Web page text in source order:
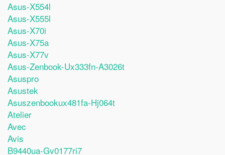
Asus-X554l
Asus-X555l
Asus-X70i
Asus-X75a
Asus-X77v
Asus-Zenbook-Ux333fn-A3026t
Asuspro
Asustek
Asuszenbookux481fa-Hj064t
Atelier
Avec
Avis
B9440ua-Gv0177ri7